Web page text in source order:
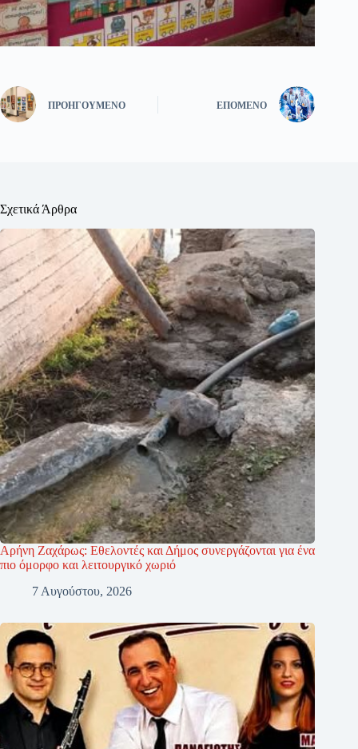
ΠΡΟΗΓΟΎΜΕΝΟ ΕΠΌΜΕΝΟ
Σχετικά Άρθρα
Αρήνη Ζαχάρως: Εθελοντές και Δήμος συνεργάζονται για ένα
πιο όμορφο και λειτουργικό χωριό
7 Αυγούστου, 2026